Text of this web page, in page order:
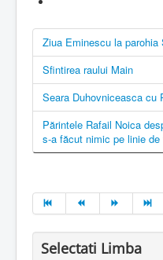
Ziua Eminescu la
Sfintirea raului Main
Seara Duhovniceasca cu
Părintele Rafail Noica
s-a făcut nimic pe linie
Selectati Limba